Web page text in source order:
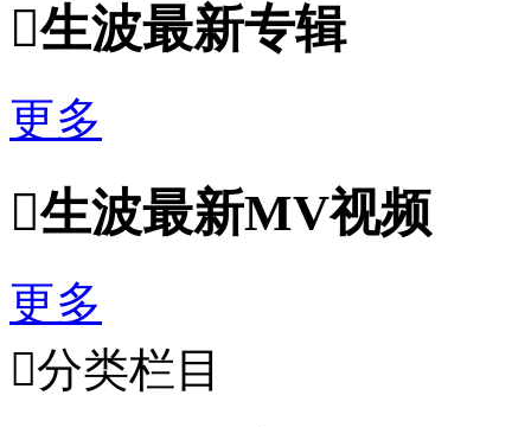
生波最新专辑
更多
生波最新MV视频
更多
分类栏目